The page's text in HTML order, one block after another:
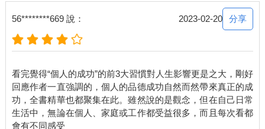
56********669 說： 2023-02-20 分享
看完覺得“個人的成功”的前3大習慣對人生影響更是之大，剛好
回應作者一直強調的，個人的品德成功自然而然帶來真正的成
功，全書精華也都聚集在此。雖然說的是觀念，但在自己日常
生活中，無論在個人、家庭或工作都受益很多，而且每次看都